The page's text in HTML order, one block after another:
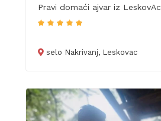
Pravi domaći ajvar iz LeskovAc
selo Nakrivanj, Leskovac